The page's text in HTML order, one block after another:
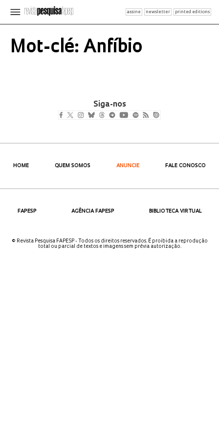
assine newsletter printed editions
Mot-clé: Anfíbio
Siga-nos
HOME QUEM SOMOS ANUNCIE FALE CONOSCO
FAPESP AGÊNCIA FAPESP BIBLIOTECA VIRTUAL
© Revista Pesquisa FAPESP - Todos os direitos reservados. É proibida a reprodução
total ou parcial de textos e imagens sem prévia autorização.